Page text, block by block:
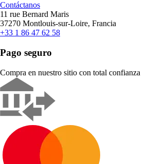
Contáctanos
11 rue Bernard Maris
37270 Montlouis-sur-Loire, Francia
+33 1 86 47 62 58
Pago seguro
Compra en nuestro sitio con total confianza